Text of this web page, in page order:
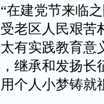
在建党节来临
老区人民艰苦
有实践教育意
继承和发扬
个人小梦铸就